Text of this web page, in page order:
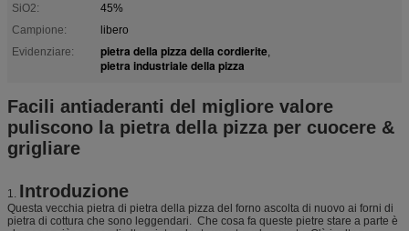
SiO2:
45%
Campione:
libero
Evidenziare:
pietra della pizza della cordierite,
pietra industriale della pizza
Facili antiaderanti del migliore valore
puliscono la pietra della pizza per cuocere &
grigliare
1. Introduzione
Questa vecchia pietra di pietra della pizza del forno ascolta di nuovo ai forni di
pietra di cottura che sono leggendari. Che cosa fa queste pietre stare a parte è